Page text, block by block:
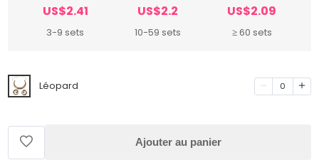
US$2.41
3-9 sets
US$2.2
10-59 sets
US$2.09
≥ 60 sets
Léopard 0
Ajouter au panier